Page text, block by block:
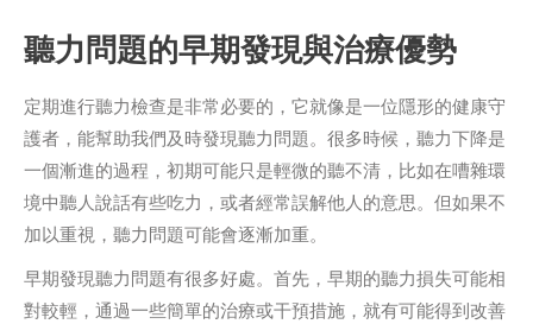
聽力問題的早期發現與治療優勢
定期進行聽力檢查是非常必要的，它就像是一位隱形的健康守
護者，能幫助我們及時發現聽力問題。很多時候，聽力下降是
一個漸進的過程，初期可能只是輕微的聽不清，比如在嘈雜環
境中聽人說話有些吃力，或者經常誤解他人的意思。但如果不
加以重視，聽力問題可能會逐漸加重。
早期發現聽力問題有很多好處。首先，早期的聽力損失可能相
對較輕，通過一些簡單的治療或干預措施，就有可能得到改善